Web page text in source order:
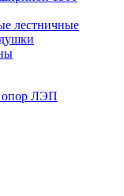
лестничные
опор ЛЭП